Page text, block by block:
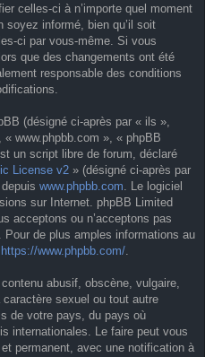
celles-ci à n’importe quel moment
soyez informé, bien qu’il soit
ci par vous-même. Si vous
que des changements ont été
responsable des conditions
(désigné ci-après par « ils »,
www.phpbb.com », « phpBB
un script libre de forum, déclaré
License v2 » (désigné ci-après par
www.phpbb.com . Le logiciel
sur Internet. phpBB Limited
acceptons ou n’acceptons pas
de plus amples informations au
https://www.phpbb.com/
abusif, obscène, vulgaire,
sexuel ou tout autre
de votre pays, du pays où
internationales. Le faire peut vous
permanent, avec une notification à